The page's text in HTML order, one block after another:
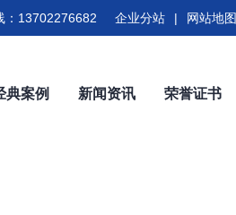
典案例 新闻资讯 荣誉证书
13702276682 企业分站 | 网站地图